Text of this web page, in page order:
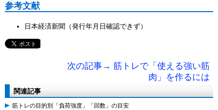
参考文献
日本経済新聞（発行年月日確認できず）
次の記事→ 筋トレで「使える強い筋
肉」を作るには
関連記事
筋トレの目的別「負荷強度」「回数」の目安